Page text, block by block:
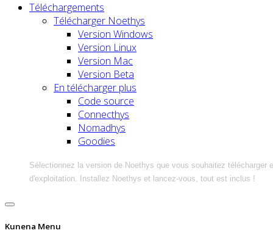
Téléchargements
Télécharger Noethys
Version Windows
Version Linux
Version Mac
Version Beta
En télécharger plus
Code source
Connecthys
Nomadhys
Goodies
Sélectionnez la version de Noethys que vous souhaitez télécharger
d'exploitation. Installez Noethys et lancez-vous, tout est inclus !
Kunena Menu